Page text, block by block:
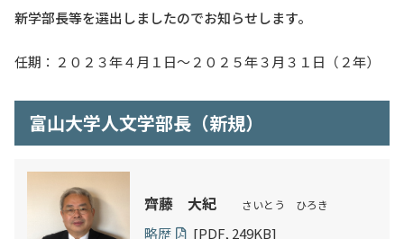
卒業生の方 在学生の方
大学紹介
学部・大学院・施設
教育・学生支援
新学部長等を選出しましたのでお知らせします。
任期：２０２３年４月１日～２０２５年３月３１日（２年）
富山大学人文学部長（新規）
齊藤 大紀 さいとう ひろき
略歴
[PDF, 249KB]